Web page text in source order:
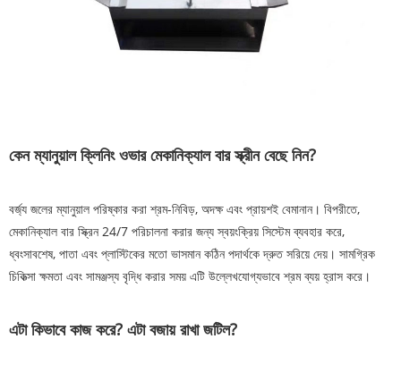
কেন ম্যানুয়াল ক্লিনিং ওভার মেকানিক্যাল বার স্ক্রীন বেছে নিন?
বর্জ্য জলের ম্যানুয়াল পরিষ্কার করা শ্রম-নিবিড়, অদক্ষ এবং প্রায়শই বেমানান। বিপরীতে,
মেকানিক্যাল বার স্ক্রিন 24/7 পরিচালনা করার জন্য স্বয়ংক্রিয় সিস্টেম ব্যবহার করে,
ধ্বংসাবশেষ, পাতা এবং প্লাস্টিকের মতো ভাসমান কঠিন পদার্থকে দ্রুত সরিয়ে দেয়। সামগ্রিক
চিকিত্সা ক্ষমতা এবং সামঞ্জস্য বৃদ্ধি করার সময় এটি উল্লেখযোগ্যভাবে শ্রম ব্যয় হ্রাস করে।
এটা কিভাবে কাজ করে? এটা বজায় রাখা জটিল?